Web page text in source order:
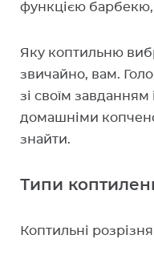
функцією барбекю,
Яку коптильню
звичайно, вам.
зі своїм
домашніми
знайти.
Типи
Коптильні